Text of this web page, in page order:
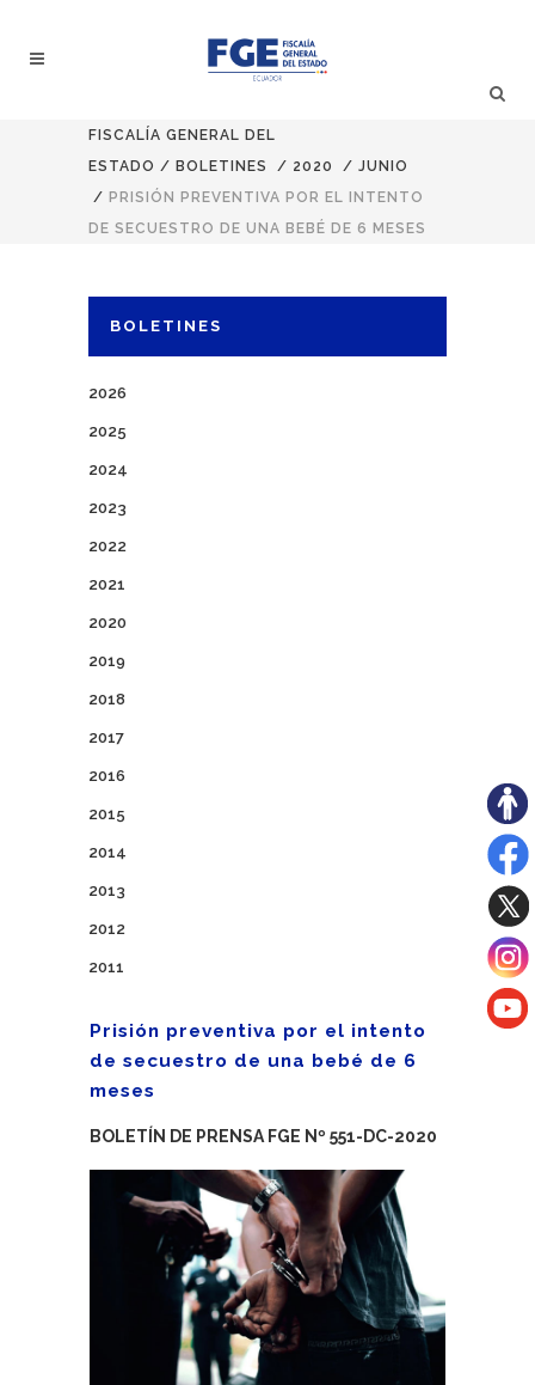
FISCALÍA GENERAL DEL
ESTADO / BOLETINES / 2020 / JUNIO
/ PRISIÓN PREVENTIVA POR EL INTENTO
DE SECUESTRO DE UNA BEBÉ DE 6 MESES
BOLETINES
2026
2025
2024
2023
2022
2021
2020
2019
2018
2017
2016
2015
2014
2013
2012
2011
Prisión preventiva por el intento
de secuestro de una bebé de 6
meses
BOLETÍN DE PRENSA FGE Nº 551-DC-2020